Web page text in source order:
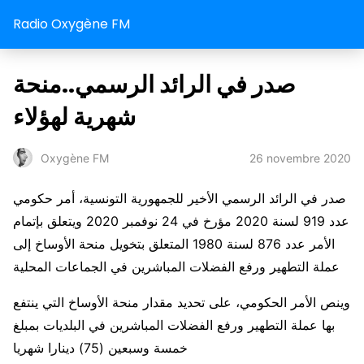
Radio Oxygène FM
صدر في الرائد الرسمي..منحة
شهرية لهؤلاء
Oxygène FM 26 novembre 2020
صدر في الرائد الرسمي الأخير للجمهورية التونسية، أمر حكومي
عدد 919 لسنة 2020 مؤرخ في 24 نوفمبر 2020 ويتعلق بإتمام
الأمر عدد 876 لسنة 1980 المتعلق بتخويل منحة الأوساخ إلى
عملة التطهير ورفع الفضلات المباشرين في الجماعات المحلية
وينص الأمر الحكومي، على تحديد مقدار منحة الأوساخ التي ينتفع
بها عملة التطهير ورفع الفضلات المباشرين في البلديات بمبلغ
خمسة وسبعين (75) دينارا شهريا